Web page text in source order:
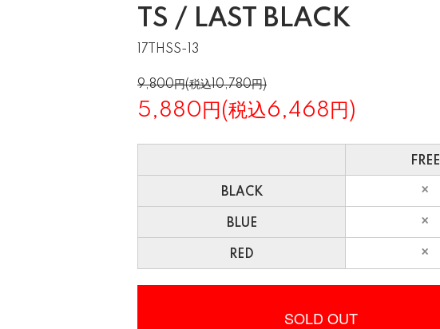
TS / LAST BLACK
17THSS-13
9,800円(税込10,780円)
5,880円(税込6,468円)
FREE
BLACK
BLUE
RED
SOLD OUT